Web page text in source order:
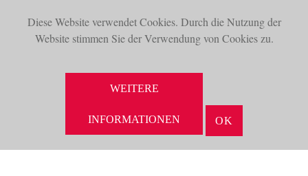
Diese Website verwendet Cookies. Durch die Nutzung der
Website stimmen Sie der Verwendung von Cookies zu.
WEITERE
INFORMATIONEN OK